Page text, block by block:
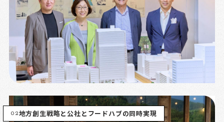
02地方創生戦略と公社とフードハブの同時実現